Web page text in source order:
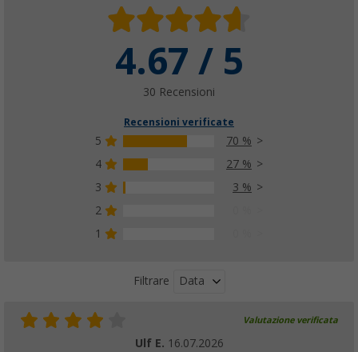
4.67 / 5
30 Recensioni
Recensioni verificate
5
70 %
4
27 %
3
3 %
2
1
Filtrare Data
Valutazione verificata
Ulf E. 16.07.2026